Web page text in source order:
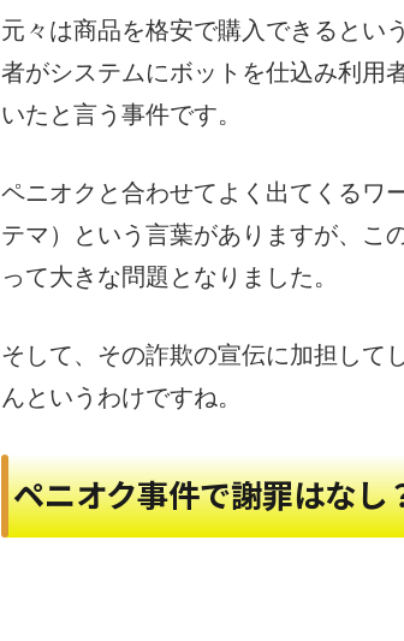
元々は商品を格安で購入できるとい
者がシステムにボットを仕込み利用
いたと言う事件です。
ペニオクと合わせてよく出てくるワ
テマ）という言葉がありますが、こ
って大きな問題となりました。
そして、その詐欺の宣伝に加担して
んというわけですね。
ペニオク事件で謝罪はなし